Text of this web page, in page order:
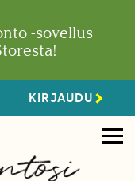
-sovellus
KIRJAUDU